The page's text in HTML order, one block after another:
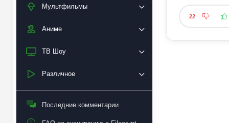
Мультфильмы
Аниме
ТВ Шоу
Различное
Последние комментарии
22